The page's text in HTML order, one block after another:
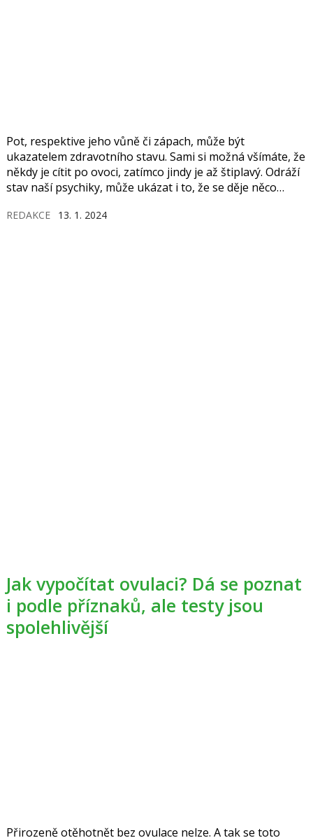
Pot, respektive jeho vůně či zápach, může být
ukazatelem zdravotního stavu. Sami si možná všímáte, že
někdy je cítit po ovoci, zatímco jindy je až štiplavý. Odráží
stav naší psychiky, může ukázat i to, že se děje něco
mění, stoupá například v době menopauzy.
REDAKCE 13. 1. 2024
Jak vypočítat ovulaci? Dá se poznat
i podle příznaků, ale testy jsou
spolehlivější
Přirozeně otěhotnět bez ovulace nelze. A tak se toto